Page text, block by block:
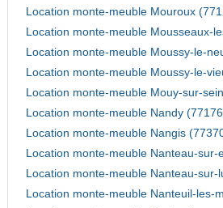
Location monte-meuble Mouroux
Location monte-meuble Mousseaux-
Location monte-meuble Moussy-le-
Location monte-meuble Moussy-le-
Location monte-meuble Mouy-sur-
Location monte-meuble Nandy
Location monte-meuble Nangis
Location monte-meuble Nanteau-sur-
Location monte-meuble Nanteau-sur-
Location monte-meuble Nanteuil-les-